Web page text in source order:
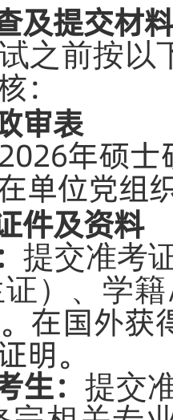
及提交材
之前按以
：
审表
2026年硕士
单位党组
件及资料
提交准考
）、学籍
在国外获
明。
： 提交